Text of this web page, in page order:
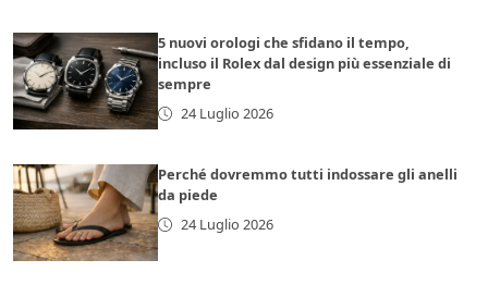
5 nuovi orologi che sfidano il tempo,
incluso il Rolex dal design più essenziale di
sempre
24 Luglio 2026
Perché dovremmo tutti indossare gli anelli
da piede
24 Luglio 2026